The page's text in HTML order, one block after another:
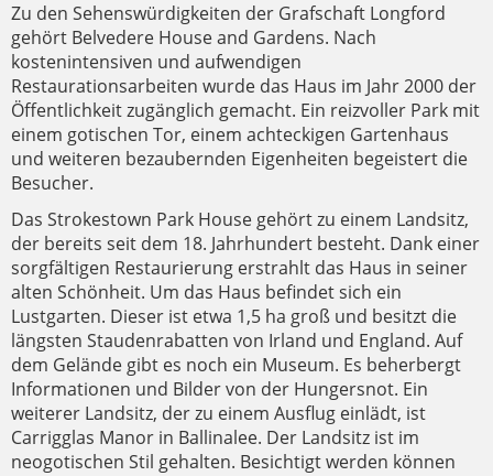
Zu den Sehenswürdigkeiten der Grafschaft Longford
gehört Belvedere House and Gardens. Nach
kostenintensiven und aufwendigen
Restaurationsarbeiten wurde das Haus im Jahr 2000 der
Öffentlichkeit zugänglich gemacht. Ein reizvoller Park mit
einem gotischen Tor, einem achteckigen Gartenhaus
und weiteren bezaubernden Eigenheiten begeistert die
Besucher.
Das Strokestown Park House gehört zu einem Landsitz,
der bereits seit dem 18. Jahrhundert besteht. Dank einer
sorgfältigen Restaurierung erstrahlt das Haus in seiner
alten Schönheit. Um das Haus befindet sich ein
Lustgarten. Dieser ist etwa 1,5 ha groß und besitzt die
längsten Staudenrabatten von Irland und England. Auf
dem Gelände gibt es noch ein Museum. Es beherbergt
Informationen und Bilder von der Hungersnot. Ein
weiterer Landsitz, der zu einem Ausflug einlädt, ist
Carrigglas Manor in Ballinalee. Der Landsitz ist im
neogotischen Stil gehalten. Besichtigt werden können